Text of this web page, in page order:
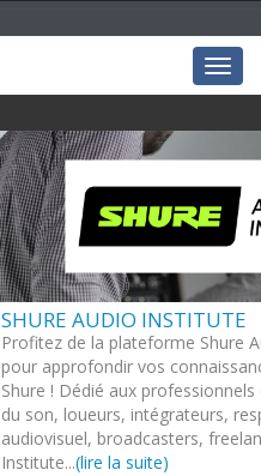
SHURE AUDIO INSTITUTE
Profitez de la plateforme Shure
pour approfondir vos
Shure ! Dédié aux
du son, loueurs, intégrateurs,
audiovisuel, broadcasters,
Institute...(lire la suite)